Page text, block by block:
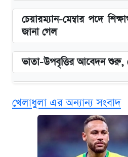
চেয়ারম্যান-মেম্বার পদে
জানা গেল
ভাতা-উপবৃত্তির আবেদন শুরু,
খান
কবে শুরু হচ্ছে ঢাবির ভর্তি
খেলাধুলা এর অন্যান্য সংবাদ